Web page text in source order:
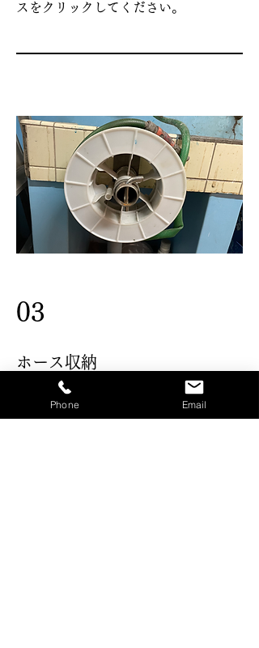
スをクリックしてください。
03
​ホース収納
ここはプロジェクトの説明部分です。
Phone Email